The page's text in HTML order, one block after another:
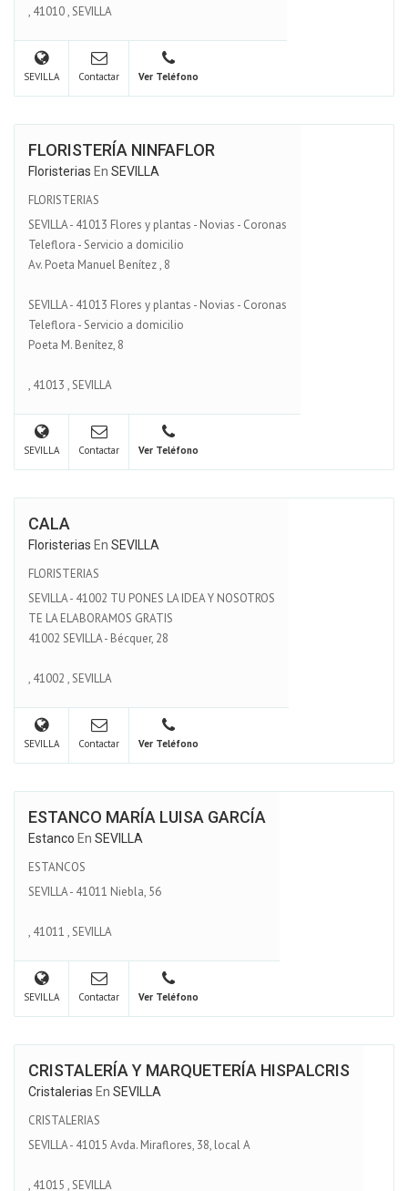
, 41010,SEVILLA
SEVILLA Contactar Ver Teléfono
FLORISTERÍA NINFAFLOR
Floristerias En SEVILLA
FLORISTERIAS
SEVILLA - 41013 Flores y plantas - Novias - Coronas
Teleflora - Servicio a domicilio
Av. Poeta Manuel Benítez , 8
SEVILLA - 41013 Flores y plantas - Novias - Coronas
Teleflora - Servicio a domicilio
Poeta M. Benítez, 8
, 41013 ,SEVILLA
SEVILLA Contactar Ver Teléfono
CALA
Floristerias En SEVILLA
FLORISTERIAS
SEVILLA - 41002 TU PONES LA IDEA Y NOSOTROS
TE LA ELABORAMOS GRATIS
41002 SEVILLA - Bécquer, 28
, 41002 ,SEVILLA
SEVILLA Contactar Ver Teléfono
ESTANCO MARÍA LUISA GARCÍA
Estanco En SEVILLA
ESTANCOS
SEVILLA - 41011 Niebla, 56
, 41011 ,SEVILLA
SEVILLA Contactar Ver Teléfono
CRISTALERÍA Y MARQUETERÍA HISPALCRIS
Cristalerias En SEVILLA
CRISTALERIAS
SEVILLA - 41015 Avda. Miraflores, 38, local A
, 41015 ,SEVILLA